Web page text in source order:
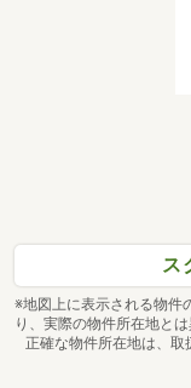
ス
※地図上に表示される物件
り、実際の物件所在地と
正確な物件所在地は、取